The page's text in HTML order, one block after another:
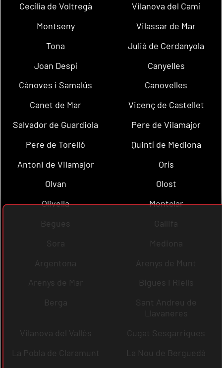
Cecília de Voltregà
Vilanova del Camí
Montseny
Vilassar de Mar
Tona
Julià de Cerdanyola
Joan Despí
Canyelles
Cànoves i Samalús
Canovelles
Canet de Mar
Vicenç de Castellet
Salvador de Guardiola
Pere de Vilamajor
Pere de Torelló
Quintí de Mediona
Antoni de Vilamajor
Orís
Olvan
Olost
Olivella
Montclar
Begues
Gallifa
Sora
Mediona
Argentona
Arenys de Munt
Arenys de Mar
Bigues i Riells
Berga
Sant Andreu de
Llavaneres
Vilanova del Vallès
Cugat Sesgarrigues
La Pobla de Claramunt
La Nou de Berguedà